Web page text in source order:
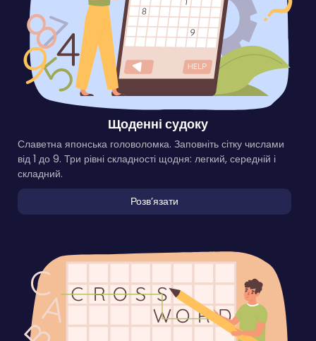
Щоденні судоку
Славетна японська головоломка. Заповніть сітку числами
від 1 до 9. Три рівні складності щодня: легкий, середній і
складний.
Розвʼязати